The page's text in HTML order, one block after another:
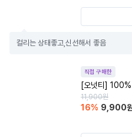
컬리는 상태좋고,신선해서 좋음
직접 구매한
[오넛티]
11,900원
16% 9,900